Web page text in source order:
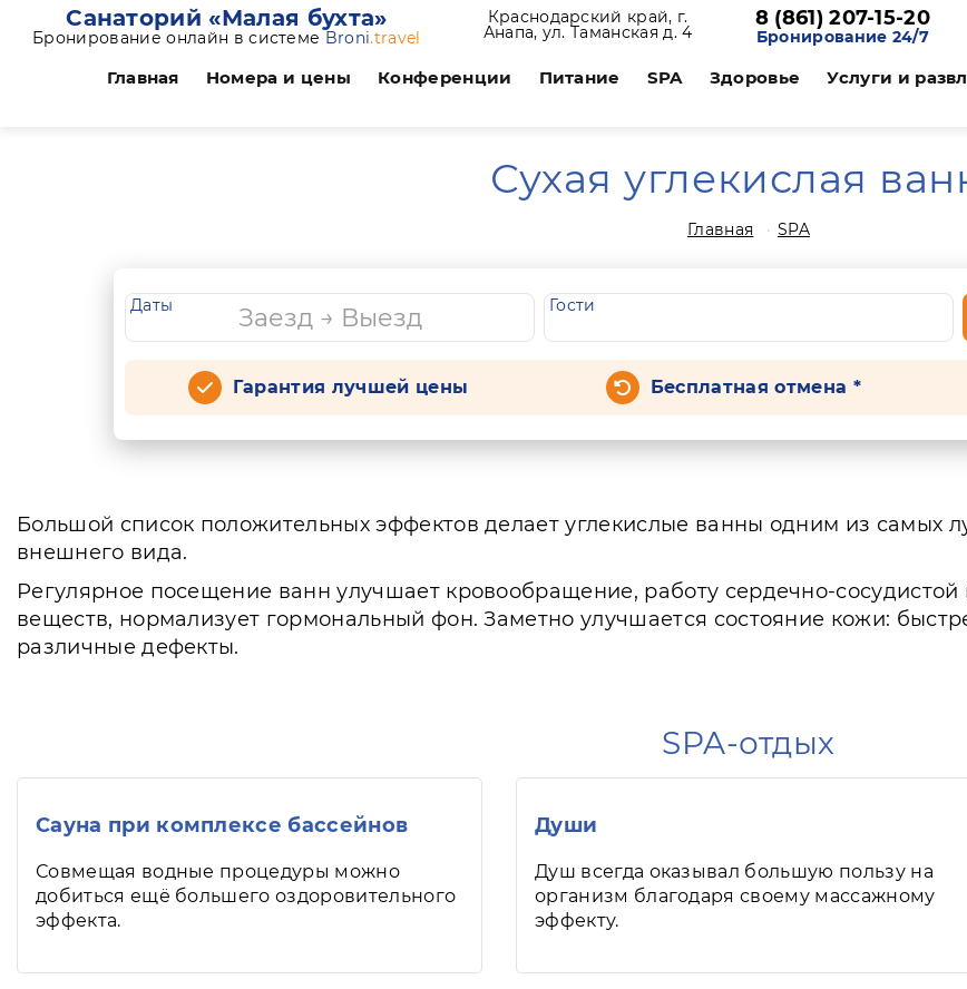
Санаторий «Малая бухта»
Бронирование онлайн в системе Broni.travel
Краснодарский край, г.
Анапа, ул. Таманская д. 4
8 (861) 207-15-20
Бронирование 24/7
Главная Номера и цены Конференции Питание SPA Здоровье Услуги и
Сухая углекислая
Главная SPA
Даты Гости
Гарантия лучшей цены Бесплатная отмена *
Большой список положительных эффектов делает углекислые ванны одним из самых
внешнего вида.
Регулярное посещение ванн улучшает кровообращение, работу сердечно-
веществ, нормализует гормональный фон. Заметно улучшается состояние кожи:
различные дефекты.
SPA-отдых
Сауна при комплексе бассейнов
Совмещая водные процедуры можно
добиться ещё большего оздоровительного
эффекта.
Души
Душ всегда оказывал большую пользу на
организм благодаря своему массажному
эффекту.